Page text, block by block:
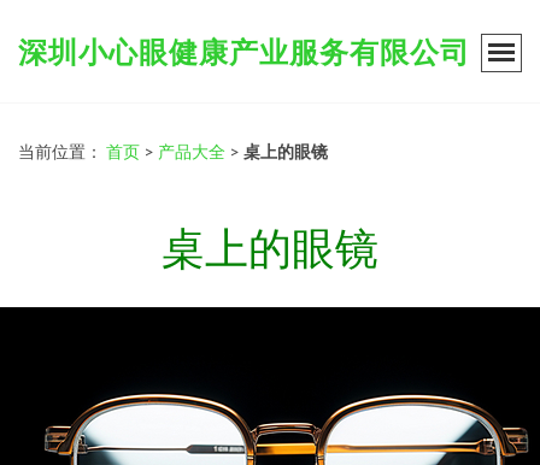
深圳小心眼健康产业服务有限公司
当前位置： 首页 > 产品大全 > 桌上的眼镜
桌上的眼镜